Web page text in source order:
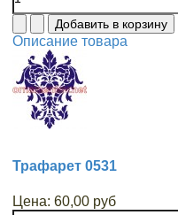
Описание товара
Трафарет 0531
Цена: 60,00 руб